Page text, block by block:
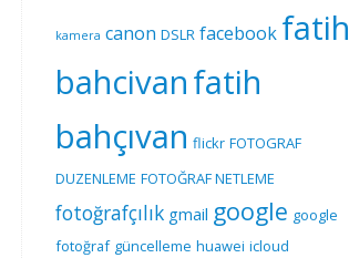
kamera canon DSLR facebook fatih
bahcivanfatih
bahçıvan flickr FOTOGRAF
DUZENLEME FOTOĞRAF NETLEME
fotoğrafçılık gmail google google
fotoğraf güncelleme huawei icloud